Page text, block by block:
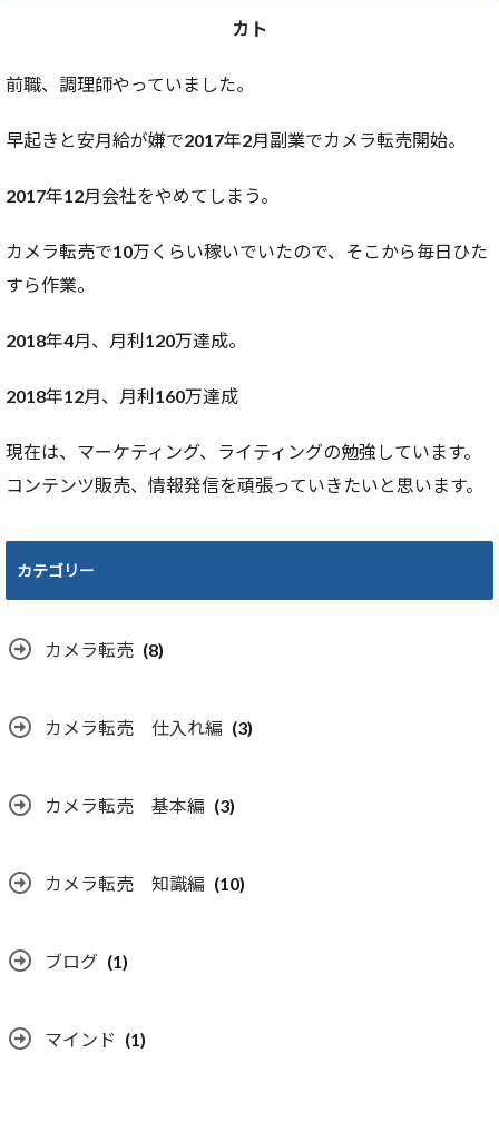
カト
前職、調理師やっていました。
早起きと安月給が嫌で2017年2月副業でカメラ転売開始。
2017年12月会社をやめてしまう。
カメラ転売で10万くらい稼いでいたので、そこから毎日ひた
すら作業。
2018年4月、月利120万達成。
2018年12月、月利160万達成
現在は、マーケティング、ライティングの勉強しています。
コンテンツ販売、情報発信を頑張っていきたいと思います。
カテゴリー
カメラ転売 (8)
カメラ転売 仕入れ編 (3)
カメラ転売 基本編 (3)
カメラ転売 知識編 (10)
ブログ (1)
マインド (1)